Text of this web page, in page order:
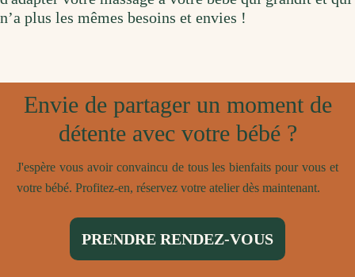
n’a plus les mêmes besoins et envies !
Envie de partager un moment de
détente avec votre bébé ?
J'espère vous avoir convaincu de tous les bienfaits pour vous et
votre bébé. Profitez-en, réservez votre atelier dès maintenant.
PRENDRE RENDEZ-VOUS